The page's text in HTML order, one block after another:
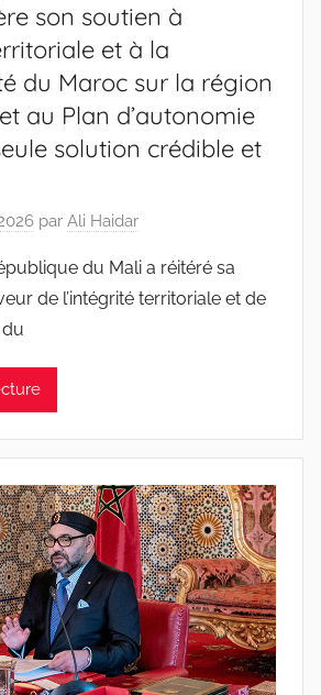
son soutien à
et à la
du Maroc sur la région
au Plan d’autonomie
solution crédible et
par Ali Haidar
du Mali a réitéré sa
de l’intégrité territoriale et de